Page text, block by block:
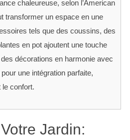
chaleureuse, selon l’American
transformer un espace en une
tels que des coussins, des
en pot ajoutent une touche
décorations en harmonie avec
une intégration parfaite,
le confort.
Jardin: